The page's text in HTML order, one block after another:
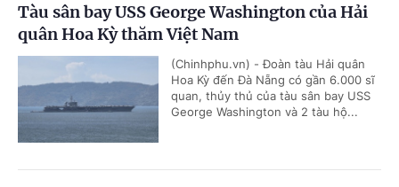
Tàu sân bay USS George Washington của Hải
quân Hoa Kỳ thăm Việt Nam
(Chinhphu.vn) - Đoàn tàu Hải quân
Hoa Kỳ đến Đà Nẵng có gần 6.000 sĩ
quan, thủy thủ của tàu sân bay USS
George Washington và 2 tàu hộ...